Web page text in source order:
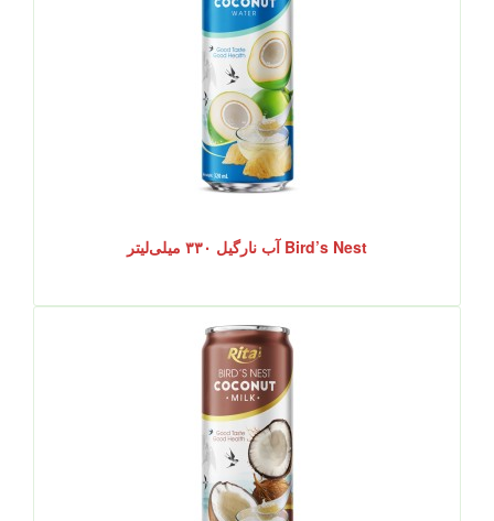
Bird’s Nest آب نارگیل ۳۳۰ میلی‌لیتر